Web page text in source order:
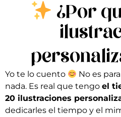
¿Por
Yo te lo cuento
No es
nada. Es real que tengo el
20 ilustraciones
dedicarles el tiempo y el